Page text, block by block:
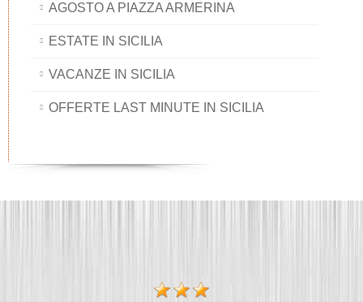
AGOSTO A PIAZZA ARMERINA
ESTATE IN SICILIA
VACANZE IN SICILIA
OFFERTE LAST MINUTE IN SICILIA